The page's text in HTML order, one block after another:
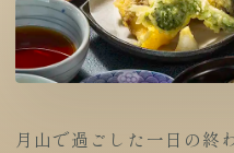
月山で過ごした一日の終